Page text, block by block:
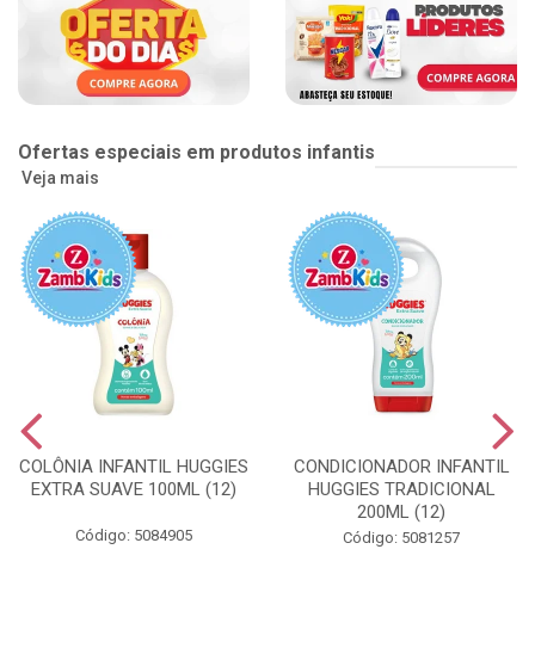
Ofertas especiais em produtos infantis
Veja mais
COLÔNIA INFANTIL HUGGIES
EXTRA SUAVE 100ML (12)
Código: 5084905
CONDICIONADOR INFANTIL
HUGGIES TRADICIONAL
200ML (12)
Código: 5081257